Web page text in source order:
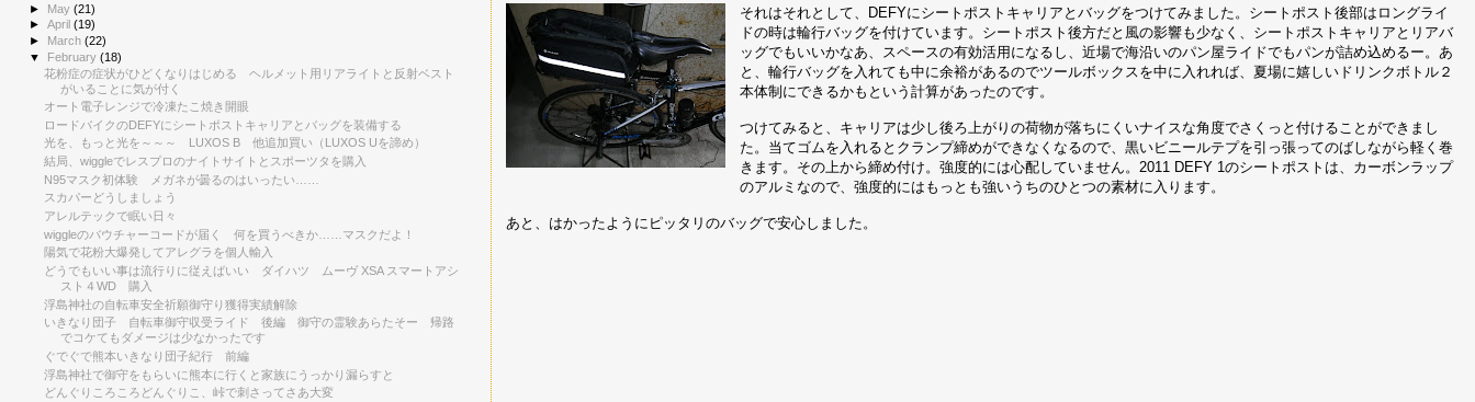
それはそれとして、DEFYにシートポストキャリアとバッグをつけてみました。シートポスト後部はロングライ
ドの時は輪行バッグを付けています。シートポスト後方だと風の影響も少なく、シートポストキャリアとリアバ
ッグでもいいかなあ、スペースの有効活用になるし、近場で海沿いのパン屋ライドでもパンが詰め込めるー。あ
と、輪行バッグを入れても中に余裕があるのでツールボックスを中に入れれば、夏場に嬉しいドリンクボトル２
本体制にできるかもという計算があったのです。
つけてみると、キャリアは少し後ろ上がりの荷物が落ちにくいナイスな角度でさくっと付けることができまし
た。当てゴムを入れるとクランプ締めができなくなるので、黒いビニールテプを引っ張ってのばしながら軽く巻
きます。その上から締め付け。強度的には心配していません。2011 DEFY 1のシートポストは、カーボンラップ
のアルミなので、強度的にはもっとも強いうちのひとつの素材に入ります。
あと、はかったようにピッタリのバッグで安心しました。
► May(21)
►April(19)
► March(22)
▼ February(18)
花粉症の症状がひどくなりはじめる ヘルメット用リアライトと反射ベスト
がいることに気が付く
オート電子レンジで冷凍たこ焼き開眼
ロードバイクのDEFYにシートポストキャリアとバッグを装備する
光を、もっと光を～～～ LUXOS B 他追加買い（LUXOS Uを諦め）
結局、wiggleでレスプロのナイトサイトとスポーツタを購入
N95マスク初体験 メガネが曇るのはいったい……
スカパーどうしましょう
アレルテックで眠い日々
wiggleのバウチャーコードが届く 何を買うべきか……マスクだよ！
陽気で花粉大爆発してアレグラを個人輸入
どうでもいい事は流行りに従えばいい ダイハツ ムーヴ XSA スマートアシ
スト４WD 購入
浮島神社の自転車安全祈願御守り獲得実績解除
いきなり団子 自転車御守収受ライド 後編 御守の霊験あらたそー 帰路
でコケてもダメージは少なかったです
ぐでぐで熊本いきなり団子紀行 前編
浮島神社で御守をもらいに熊本に行くと家族にうっかり漏らすと
どんぐりころころどんぐりこ、峠で刺さってさあ大変